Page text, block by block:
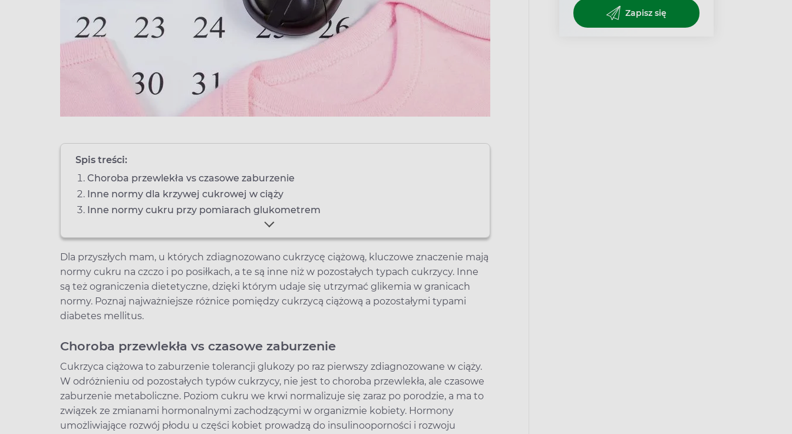
Spis treści:
Choroba przewlekła vs czasowe zaburzenie
Inne normy dla krzywej cukrowej w ciąży
Inne normy cukru przy pomiarach glukometrem
Dla przyszłych mam, u których zdiagnozowano cukrzycę ciążową, kluczowe znaczenie mają
normy cukru na czczo i po posiłkach, a te są inne niż w pozostałych typach cukrzycy. Inne
są też ograniczenia dietetyczne, dzięki którym udaje się utrzymać glikemia w granicach
normy. Poznaj najważniejsze różnice pomiędzy cukrzycą ciążową a pozostałymi typami
diabetes mellitus.
Choroba przewlekła vs czasowe zaburzenie
Cukrzyca ciążowa to zaburzenie tolerancji glukozy po raz pierwszy zdiagnozowane w ciąży.
W odróżnieniu od pozostałych typów cukrzycy, nie jest to choroba przewlekła, ale czasowe
zaburzenie metaboliczne. Poziom cukru we krwi normalizuje się zaraz po porodzie, a ma to
związek ze zmianami hormonalnymi zachodzącymi w organizmie kobiety. Hormony
umożliwiające rozwój płodu u części kobiet prowadzą do insulinooporności i rozwoju
Zapisz się